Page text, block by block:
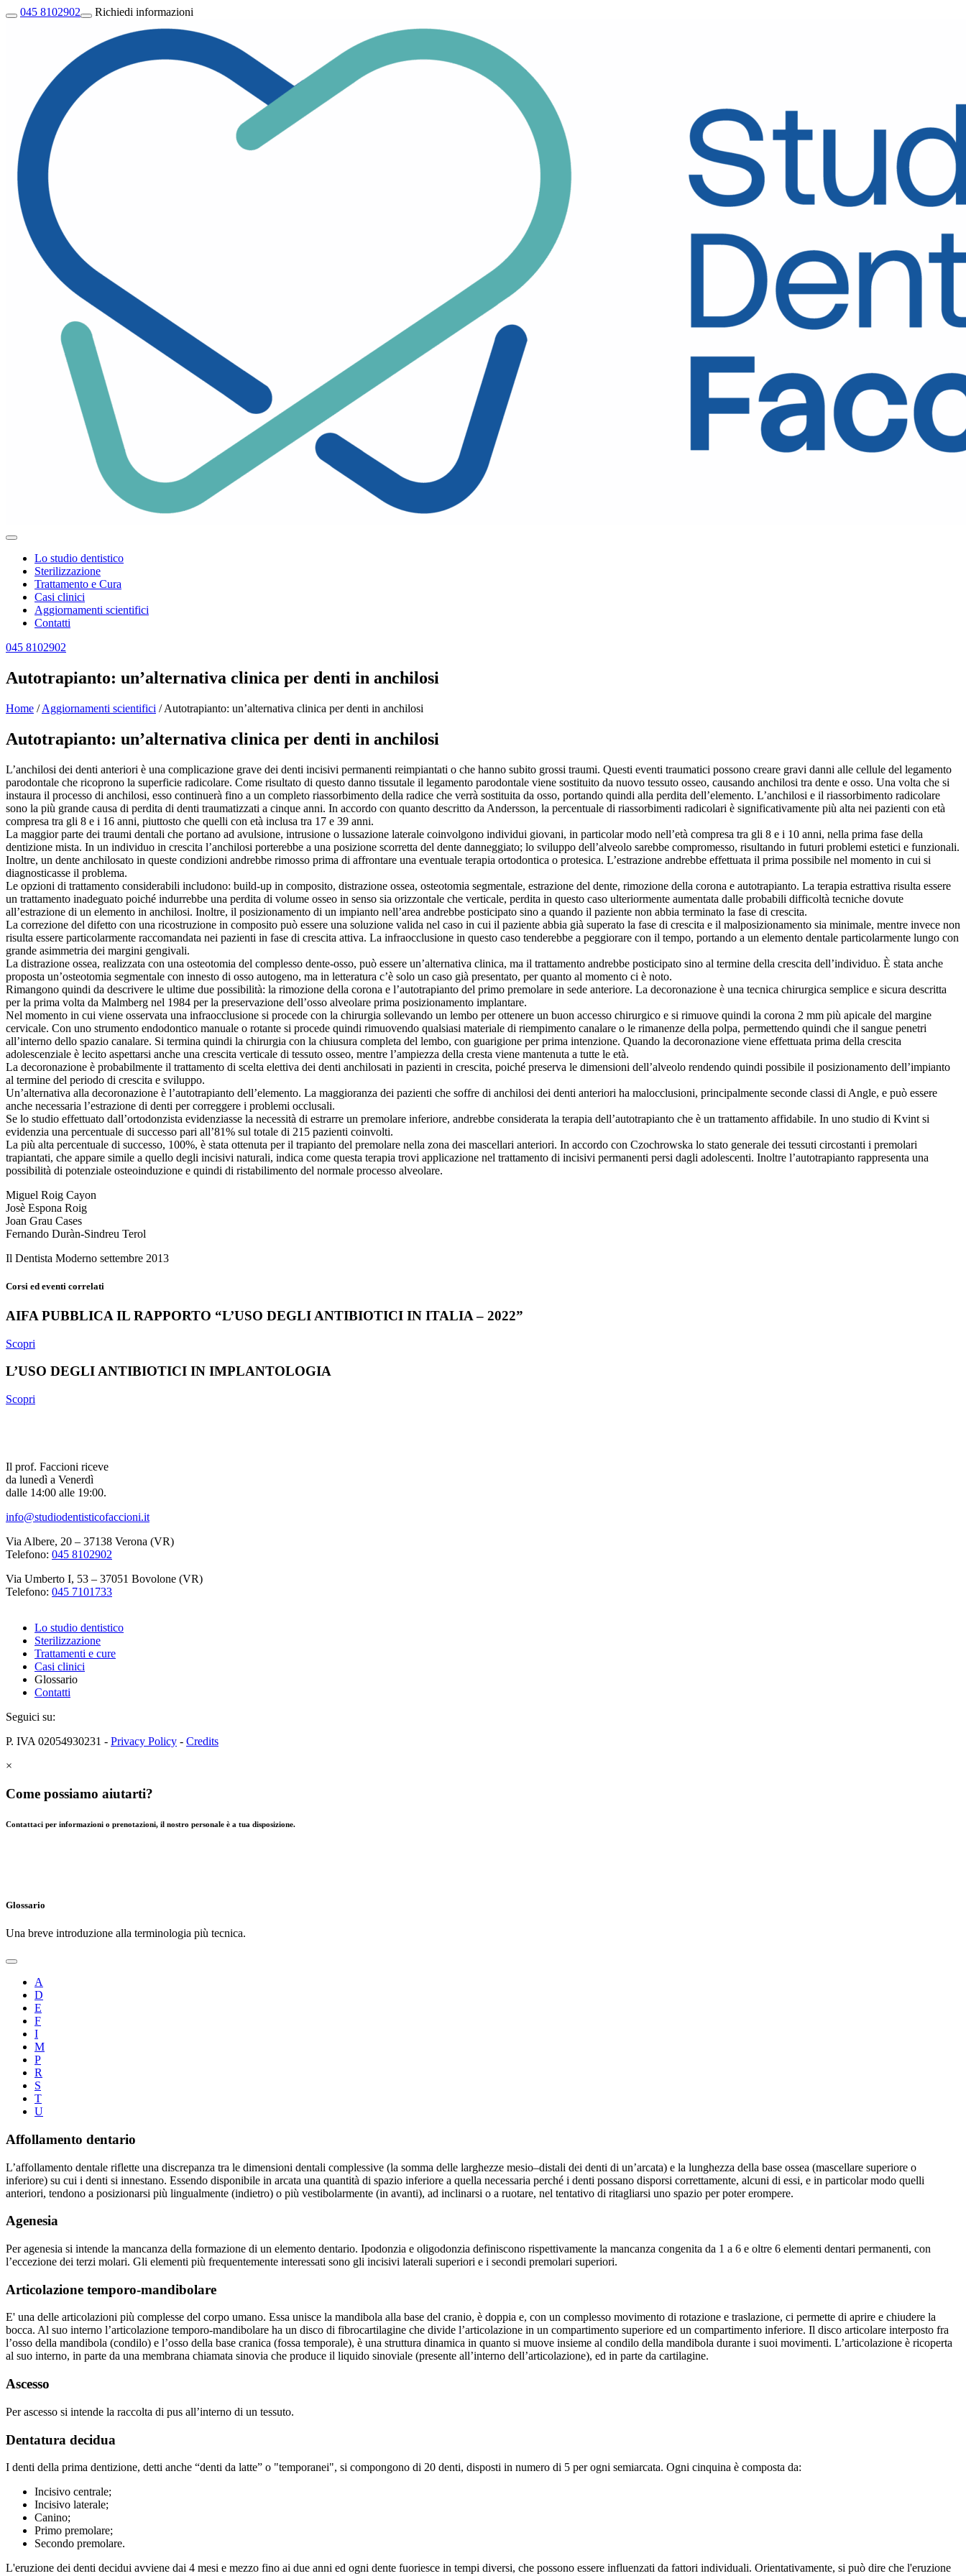
045 8102902 Richiedi informazioni
Lo studio dentistico
Sterilizzazione
Trattamento e Cura
Casi clinici
Aggiornamenti scientifici
Contatti
045 8102902
Autotrapianto: un’alternativa clinica per denti in anchilosi
Home /Aggiornamenti scientifici /Autotrapianto: un’alternativa clinica per denti in anchilosi
Autotrapianto: un’alternativa clinica per denti in anchilosi
L’anchilosi dei denti anteriori è una complicazione grave dei denti incisivi permanenti reimpiantati o che hanno subito grossi traumi. Questi eventi traumatici possono creare gravi danni alle cellule del legamento
parodontale che ricoprono la superficie radicolare. Come risultato di questo danno tissutale il legamento parodontale viene sostituito da nuovo tessuto osseo, causando anchilosi tra dente e osso. Una volta che si
instaura il processo di anchilosi, esso continuerà fino a un completo riassorbimento della radice che verrà sostituita da osso, portando quindi alla perdita dell’elemento. L’anchilosi e il riassorbimento radicolare
sono la più grande causa di perdita di denti traumatizzati a cinque anni. In accordo con quanto descritto da Andersson, la percentuale di riassorbimenti radicolari è significativamente più alta nei pazienti con età
compresa tra gli 8 e i 16 anni, piuttosto che quelli con età inclusa tra 17 e 39 anni.
La maggior parte dei traumi dentali che portano ad avulsione, intrusione o lussazione laterale coinvolgono individui giovani, in particolar modo nell’età compresa tra gli 8 e i 10 anni, nella prima fase della
dentizione mista. In un individuo in crescita l’anchilosi porterebbe a una posizione scorretta del dente danneggiato; lo sviluppo dell’alveolo sarebbe compromesso, risultando in futuri problemi estetici e funzionali.
Inoltre, un dente anchilosato in queste condizioni andrebbe rimosso prima di affrontare una eventuale terapia ortodontica o protesica. L’estrazione andrebbe effettuata il prima possibile nel momento in cui si
diagnosticasse il problema.
Le opzioni di trattamento considerabili includono: build-up in composito, distrazione ossea, osteotomia segmentale, estrazione del dente, rimozione della corona e autotrapianto. La terapia estrattiva risulta essere
un trattamento inadeguato poiché indurrebbe una perdita di volume osseo in senso sia orizzontale che verticale, perdita in questo caso ulteriormente aumentata dalle probabili difficoltà tecniche dovute
all’estrazione di un elemento in anchilosi. Inoltre, il posizionamento di un impianto nell’area andrebbe posticipato sino a quando il paziente non abbia terminato la fase di crescita.
La correzione del difetto con una ricostruzione in composito può essere una soluzione valida nel caso in cui il paziente abbia già superato la fase di crescita e il malposizionamento sia minimale, mentre invece non
risulta essere particolarmente raccomandata nei pazienti in fase di crescita attiva. La infraocclusione in questo caso tenderebbe a peggiorare con il tempo, portando a un elemento dentale particolarmente lungo con
grande asimmetria dei margini gengivali.
La distrazione ossea, realizzata con una osteotomia del complesso dente-osso, può essere un’alternativa clinica, ma il trattamento andrebbe posticipato sino al termine della crescita dell’individuo. È stata anche
proposta un’osteotomia segmentale con innesto di osso autogeno, ma in letteratura c’è solo un caso già presentato, per quanto al momento ci è noto.
Rimangono quindi da descrivere le ultime due possibilità: la rimozione della corona e l’autotrapianto del primo premolare in sede anteriore. La decoronazione è una tecnica chirurgica semplice e sicura descritta
per la prima volta da Malmberg nel 1984 per la preservazione dell’osso alveolare prima posizionamento implantare.
Nel momento in cui viene osservata una infraocclusione si procede con la chirurgia sollevando un lembo per ottenere un buon accesso chirurgico e si rimuove quindi la corona 2 mm più apicale del margine
cervicale. Con uno strumento endodontico manuale o rotante si procede quindi rimuovendo qualsiasi materiale di riempimento canalare o le rimanenze della polpa, permettendo quindi che il sangue penetri
all’interno dello spazio canalare. Si termina quindi la chirurgia con la chiusura completa del lembo, con guarigione per prima intenzione. Quando la decoronazione viene effettuata prima della crescita
adolescenziale è lecito aspettarsi anche una crescita verticale di tessuto osseo, mentre l’ampiezza della cresta viene mantenuta a tutte le età.
La decoronazione è probabilmente il trattamento di scelta elettiva dei denti anchilosati in pazienti in crescita, poiché preserva le dimensioni dell’alveolo rendendo quindi possibile il posizionamento dell’impianto
al termine del periodo di crescita e sviluppo.
Un’alternativa alla decoronazione è l’autotrapianto dell’elemento. La maggioranza dei pazienti che soffre di anchilosi dei denti anteriori ha malocclusioni, principalmente seconde classi di Angle, e può essere
anche necessaria l’estrazione di denti per correggere i problemi occlusali.
Se lo studio effettuato dall’ortodonzista evidenziasse la necessità di estrarre un premolare inferiore, andrebbe considerata la terapia dell’autotrapianto che è un trattamento affidabile. In uno studio di Kvint si
evidenzia una percentuale di successo pari all’81% sul totale di 215 pazienti coinvolti.
La più alta percentuale di successo, 100%, è stata ottenuta per il trapianto del premolare nella zona dei mascellari anteriori. In accordo con Czochrowska lo stato generale dei tessuti circostanti i premolari
trapiantati, che appare simile a quello degli incisivi naturali, indica come questa terapia trovi applicazione nel trattamento di incisivi permanenti persi dagli adolescenti. Inoltre l’autotrapianto rappresenta una
possibilità di potenziale osteoinduzione e quindi di ristabilimento del normale processo alveolare.
Miguel Roig Cayon
Josè Espona Roig
Joan Grau Cases
Fernando Duràn-Sindreu Terol
Il Dentista Moderno settembre 2013
Corsi ed eventi correlati
AIFA PUBBLICA IL RAPPORTO “L’USO DEGLI ANTIBIOTICI IN ITALIA – 2022”
Scopri
L’USO DEGLI ANTIBIOTICI IN IMPLANTOLOGIA
Scopri
Il prof. Faccioni riceve
da lunedì a Venerdì
dalle 14:00 alle 19:00.
info@studiodentisticofaccioni.it
Via Albere, 20 – 37138 Verona (VR)
Telefono: 045 8102902
Via Umberto I, 53 – 37051 Bovolone (VR)
Telefono: 045 7101733
Lo studio dentistico
Sterilizzazione
Trattamenti e cure
Casi clinici
Glossario
Contatti
Seguici su:
P. IVA 02054930231 - Privacy Policy - Credits
×
Come possiamo aiutarti?
Contattaci per informazioni o prenotazioni, il nostro personale è a tua disposizione.
Glossario
Una breve introduzione alla terminologia più tecnica.
A
D
E
F
I
M
P
R
S
T
U
Affollamento dentario
L’affollamento dentale riflette una discrepanza tra le dimensioni dentali complessive (la somma delle larghezze mesio–distali dei denti di un’arcata) e la lunghezza della base ossea (mascellare superiore o
inferiore) su cui i denti si innestano. Essendo disponibile in arcata una quantità di spazio inferiore a quella necessaria perché i denti possano disporsi correttamente, alcuni di essi, e in particolar modo quelli
anteriori, tendono a posizionarsi più lingualmente (indietro) o più vestibolarmente (in avanti), ad inclinarsi o a ruotare, nel tentativo di ritagliarsi uno spazio per poter erompere.
Agenesia
Per agenesia si intende la mancanza della formazione di un elemento dentario. Ipodonzia e oligodonzia definiscono rispettivamente la mancanza congenita da 1 a 6 e oltre 6 elementi dentari permanenti, con
l’eccezione dei terzi molari. Gli elementi più frequentemente interessati sono gli incisivi laterali superiori e i secondi premolari superiori.
Articolazione temporo-mandibolare
E' una delle articolazioni più complesse del corpo umano. Essa unisce la mandibola alla base del cranio, è doppia e, con un complesso movimento di rotazione e traslazione, ci permette di aprire e chiudere la
bocca. Al suo interno l’articolazione temporo-mandibolare ha un disco di fibrocartilagine che divide l’articolazione in un compartimento superiore ed un compartimento inferiore. Il disco articolare interposto fra
l’osso della mandibola (condilo) e l’osso della base cranica (fossa temporale), è una struttura dinamica in quanto si muove insieme al condilo della mandibola durante i suoi movimenti. L’articolazione è ricoperta
al suo interno, in parte da una membrana chiamata sinovia che produce il liquido sinoviale (presente all’interno dell’articolazione), ed in parte da cartilagine.
Ascesso
Per ascesso si intende la raccolta di pus all’interno di un tessuto.
Dentatura decidua
I denti della prima dentizione, detti anche “denti da latte” o "temporanei", si compongono di 20 denti, disposti in numero di 5 per ogni semiarcata. Ogni cinquina è composta da:
Incisivo centrale;
Incisivo laterale;
Canino;
Primo premolare;
Secondo premolare.
L'eruzione dei denti decidui avviene dai 4 mesi e mezzo fino ai due anni ed ogni dente fuoriesce in tempi diversi, che possono essere influenzati da fattori individuali. Orientativamente, si può dire che l'eruzione